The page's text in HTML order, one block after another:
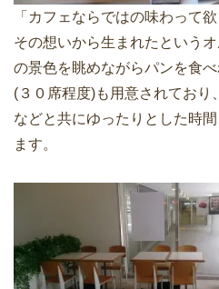
「カフェならではの味わって欲
その想いから生まれたという
の景色を眺めながらパンを食
(３０席程度)も用意されており
などと共にゆったりとした時
ます。